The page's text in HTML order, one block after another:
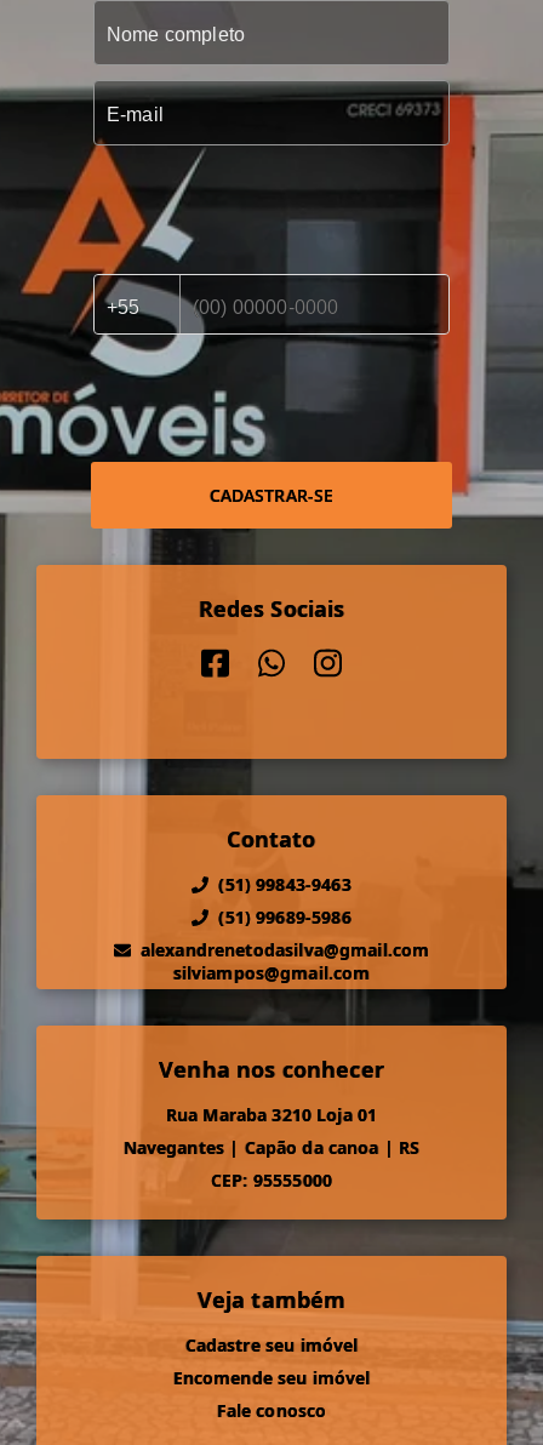
CADASTRAR-SE
Redes Sociais
Contato
(51) 99843-9463
(51) 99689-5986
alexandrenetodasilva@gmail.com
silviampos@gmail.com
Venha nos conhecer
Rua Maraba 3210 Loja 01
Navegantes | Capão da canoa | RS
CEP: 95555000
Veja também
Cadastre seu imóvel
Encomende seu imóvel
Fale conosco